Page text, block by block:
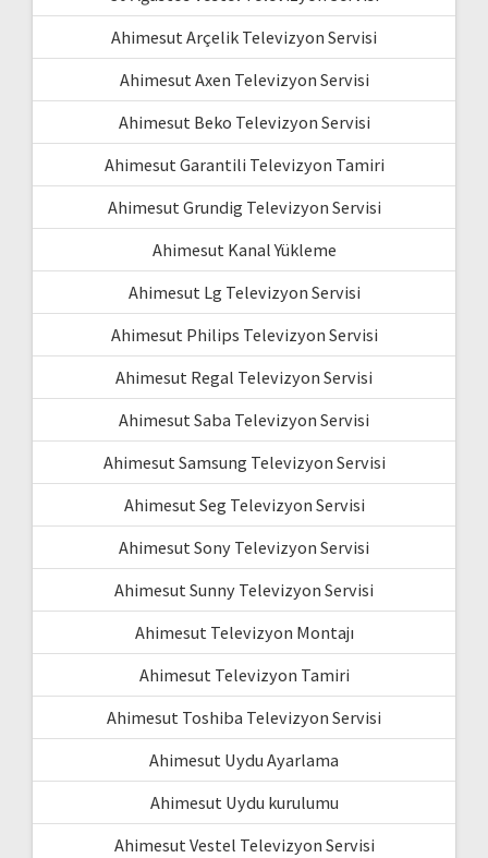
Ahimesut Arçelik Televizyon Servisi
Ahimesut Axen Televizyon Servisi
Ahimesut Beko Televizyon Servisi
Ahimesut Garantili Televizyon Tamiri
Ahimesut Grundig Televizyon Servisi
Ahimesut Kanal Yükleme
Ahimesut Lg Televizyon Servisi
Ahimesut Philips Televizyon Servisi
Ahimesut Regal Televizyon Servisi
Ahimesut Saba Televizyon Servisi
Ahimesut Samsung Televizyon Servisi
Ahimesut Seg Televizyon Servisi
Ahimesut Sony Televizyon Servisi
Ahimesut Sunny Televizyon Servisi
Ahimesut Televizyon Montajı
Ahimesut Televizyon Tamiri
Ahimesut Toshiba Televizyon Servisi
Ahimesut Uydu Ayarlama
Ahimesut Uydu kurulumu
Ahimesut Vestel Televizyon Servisi